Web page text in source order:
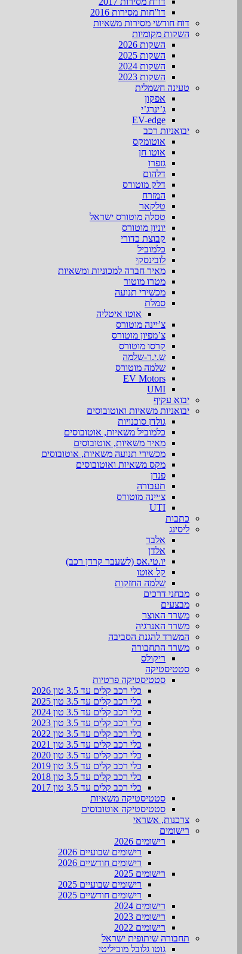
דו”חות מסירות 2016
דוח חודשי מסירות משאיות
השקות מקומיות
השקות 2026
השקות 2025
השקות 2024
השקות 2023
טעינה חשמלית
אפקון
ג’ינרג’י
EV-edge
יבואניות רכב
אוטומקס
אוטו חן
גזפרו
דלהום
דלק מוטורס
המזרח
טלקאר
טסלה מוטורס ישראל
יוניון מוטורס
קבוצת כדורי
כלמוביל
לובינסקי
מאיר חברה למכוניות ומשאיות
מטרו מוטור
מכשירי תנועה
סמלת
אוטו איטליה
צ’יינה מוטורס
צ’מפיון מוטורס
קרסו מוטורס
ש.י.ר-שלמה
שלמה מוטורס
EV Motors
UMI
יבוא עקיף
יבואניות משאיות ואוטובוסים
גולדן סוכנויות
כלמוביל משאיות, אוטובוסים
מאיר משאיות, אוטובוסים
מכשירי תנועה משאיות, אוטובוסים
מקס משאיות ואוטובוסים
פנדן
תעבורה
צ׳יינה מוטורס
UTI
כתבות
ליסינג
אלבר
אלדן
יו.טי.אס (לשעבר קרדן רכב)
קל אוטו
שלמה החזקות
מבחני דרכים
מבצעים
משרד האוצר
משרד האנרגיה
המשרד להגנת הסביבה
משרד התחבורה
ריקולס
סטטיסטיקה
סטטיסטיקה פרטיות
כלי רכב קלים עד 3.5 טון 2026
כלי רכב קלים עד 3.5 טון 2025
כלי רכב קלים עד 3.5 טון 2024
כלי רכב קלים עד 3.5 טון 2023
כלי רכב קלים עד 3.5 טון 2022
כלי רכב קלים עד 3.5 טון 2021
כלי רכב קלים עד 3.5 טון 2020
כלי רכב קלים עד 3.5 טון 2019
כלי רכב קלים עד 3.5 טון 2018
כלי רכב קלים עד 3.5 טון 2017
סטטיסטיקה משאיות
סטטיסטיקה אוטובוסים
צרכנות, אשראי
רישומים
רישומים 2026
רישומים שבועיים 2026
רישומים חודשיים 2026
רישומים 2025
רישומים שבועיים 2025
רישומים חודשיים 2025
רישומים 2024
רישומים 2023
רישומים 2022
תחבורה שיתופית ישראל
גוטו גלובל מוביליטי